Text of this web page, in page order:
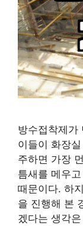
방수접착제가
이들이 화장
주하면 가장
틈새를 메우
때문이다. 하
을 진행해 본
겠다는 생각